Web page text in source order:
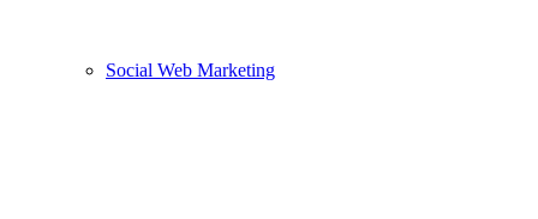
Social Web Marketing